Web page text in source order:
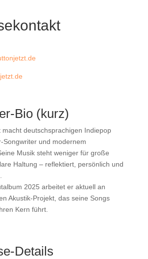
Bio (kurz)
deutschsprachigen Indiepop
Songwriter und modernem
Musik steht weniger für große
Haltung – reflektiert, persönlich und
2025 arbeitet er aktuell an
Akustik-Projekt, das seine Songs
Kern führt.
Details